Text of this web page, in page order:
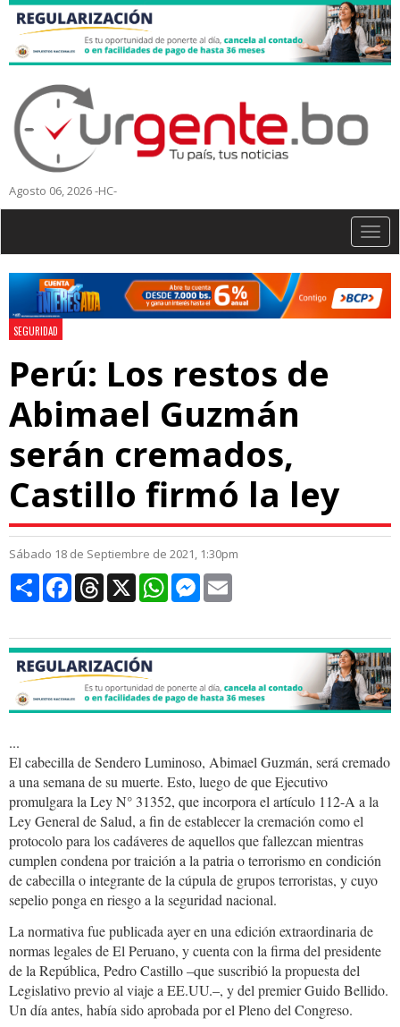
Agosto 06, 2026 -HC-
SEGURIDAD
Perú: Los restos de
Abimael Guzmán
serán cremados,
Castillo firmó la ley
Sábado 18 de Septiembre de 2021, 1:30pm
CompartirFacebookThreads
X WhatsAppMessenger
...
El cabecilla de Sendero Luminoso, Abimael Guzmán, será cremado
a una semana de su muerte. Esto, luego de que Ejecutivo
promulgara la Ley N° 31352, que incorpora el artículo 112-A a la
Ley General de Salud, a fin de establecer la cremación como el
protocolo para los cadáveres de aquellos que fallezcan mientras
cumplen condena por traición a la patria o terrorismo en condición
de cabecilla o integrante de la cúpula de grupos terroristas, y cuyo
sepelio ponga en riesgo a la seguridad nacional.
La normativa fue publicada ayer en una edición extraordinaria de
normas legales de El Peruano, y cuenta con la firma del presidente
de la República, Pedro Castillo –que suscribió la propuesta del
Legislativo previo al viaje a EE.UU.–, y del premier Guido Bellido.
Un día antes, había sido aprobada por el Pleno del Congreso.